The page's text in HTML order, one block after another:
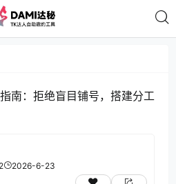
南：拒绝盲目铺号，搭建分工
2026-6-23